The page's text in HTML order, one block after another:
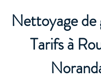
Nettoyage de
Tarifs à